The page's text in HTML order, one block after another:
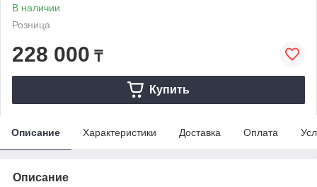
В наличии
Розница
228 000 ₸
Купить
Описание Характеристики Доставка Оплата
Описание